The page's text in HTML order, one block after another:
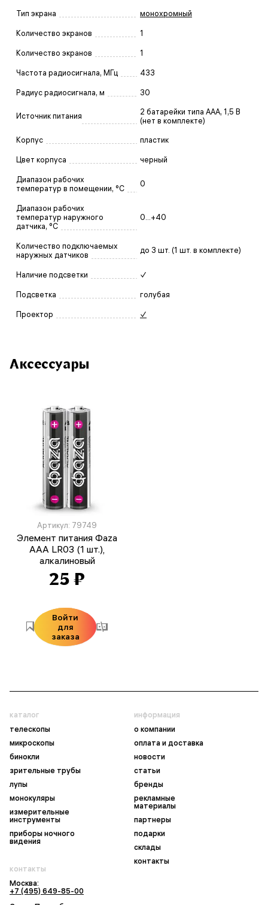
Тип экрана монохромный
Количество экранов 1
Количество экранов 1
Частота радиосигнала, МГц 433
Радиус радиосигнала, м 30
Источник питания
2 батарейки типа ААА, 1,5 В
(нет в комплекте)
Корпус пластик
Цвет корпуса черный
Диапазон рабочих
температур в помещении, °C
0
Диапазон рабочих
температур наружного
датчика, °C
0...+40
Количество подключаемых
наружных датчиков
до 3 шт. (1 шт. в комплекте)
Наличие подсветки ✓
Подсветка голубая
Проектор ✓
Аксессуары
Артикул: 79749
Элемент питания Фаza
AAA LR03 (1 шт.),
алкалиновый
25 ₽
Войти
для
заказа
каталог
телескопы
микроскопы
бинокли
зрительные трубы
лупы
монокуляры
измерительные
инструменты
приборы ночного
видения
информация
о компании
оплата и доставка
новости
статьи
бренды
рекламные
материалы
партнеры
подарки
склады
контакты
контакты
Москва:
+7 (495) 649-85-00